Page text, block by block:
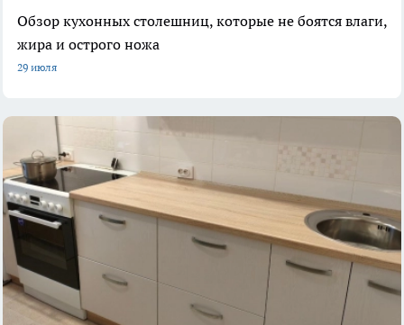
Обзор кухонных столешниц, которые не боятся влаги,
жира и острого ножа
29 июля